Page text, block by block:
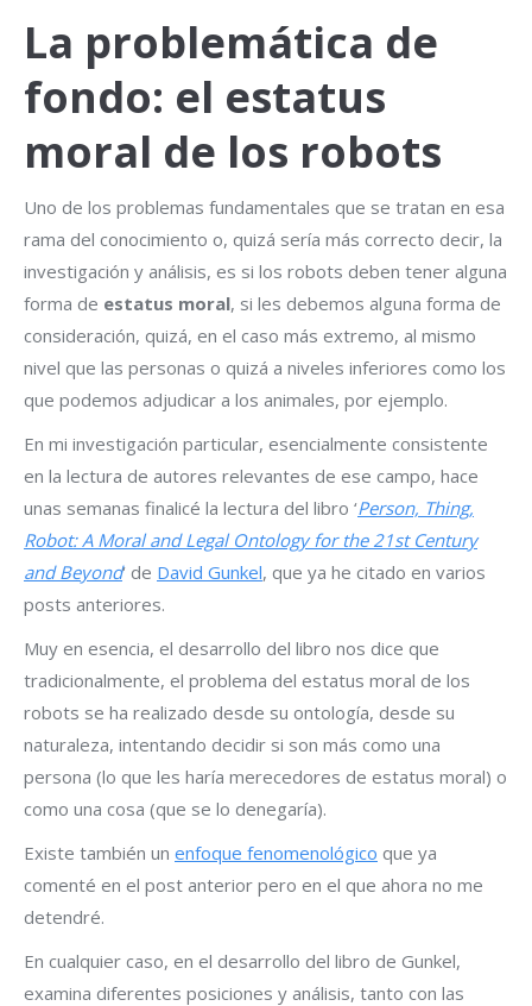
La problemática de
fondo: el estatus
moral de los robots
Uno de los problemas fundamentales que se tratan en esa
rama del conocimiento o, quizá sería más correcto decir, la
investigación y análisis, es si los robots deben tener alguna
forma de estatus moral, si les debemos alguna forma de
consideración, quizá, en el caso más extremo, al mismo
nivel que las personas o quizá a niveles inferiores como los
que podemos adjudicar a los animales, por ejemplo.
En mi investigación particular, esencialmente consistente
en la lectura de autores relevantes de ese campo, hace
unas semanas finalicé la lectura del libro ‘Person, Thing,
Robot: A Moral and Legal Ontology for the 21st Century
and Beyond‘ de David Gunkel, que ya he citado en varios
posts anteriores.
Muy en esencia, el desarrollo del libro nos dice que
tradicionalmente, el problema del estatus moral de los
robots se ha realizado desde su ontología, desde su
naturaleza, intentando decidir si son más como una
persona (lo que les haría merecedores de estatus moral) o
como una cosa (que se lo denegaría).
Existe también un enfoque fenomenológico que ya
comenté en el post anterior pero en el que ahora no me
detendré.
En cualquier caso, en el desarrollo del libro de Gunkel,
examina diferentes posiciones y análisis, tanto con las